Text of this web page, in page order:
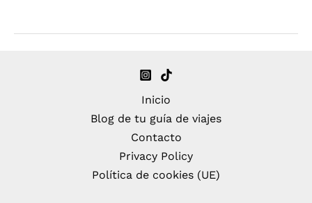
Inicio
Blog de tu guía de viajes
Contacto
Privacy Policy
Política de cookies (UE)